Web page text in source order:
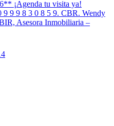
¡Agenda tu visita ya!
9 9 9 8 3 0 8 5 9. CBR. Wendy
Asesora Inmobiliaria –